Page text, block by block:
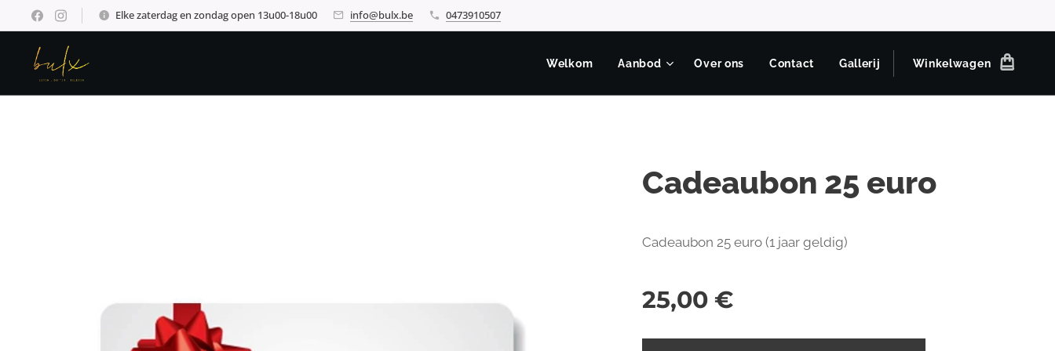
Elke zaterdag en zondag open 13u00-18u00 info@bulx.be 0473910507
Welkom Aanbod Over ons Contact Gallerij Winkelwagen
Cadeaubon 25 euro
Cadeaubon 25 euro (1 jaar geldig)
25,00 €